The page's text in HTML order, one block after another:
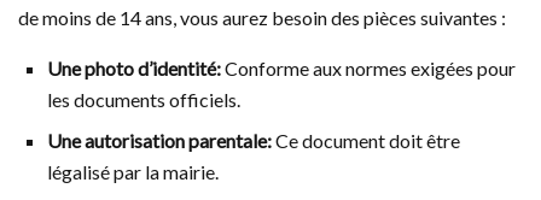
de moins de 14 ans, vous aurez besoin des pièces suivantes :
Une photo d’identité:Conforme aux normes exigées pour
les documents officiels.
Une autorisation parentale:Ce document doit être
légalisé par la mairie.